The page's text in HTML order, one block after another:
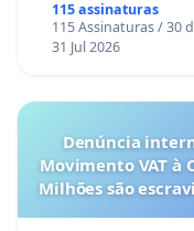
sua garantia;
III - promover o
meio ambiente e de
coletivos;
IV - promover a ação
representação para
115 assinaturas
115 Assinaturas / 30
31 Jul 2026
Denúncia
Movimento VAT à
Milhões são